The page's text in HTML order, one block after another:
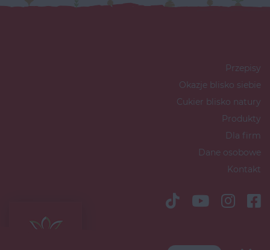
Przepisy
Okazje blisko siebie
Cukier blisko natury
Produkty
Dla firm
Dane osobowe
Kontakt